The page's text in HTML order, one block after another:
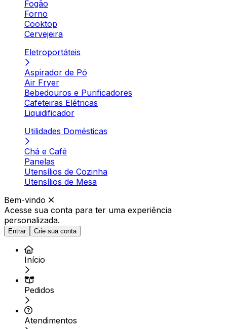
Fogão
Forno
Cooktop
Cervejeira
Eletroportáteis
Aspirador de Pó
Air Fryer
Bebedouros e Purificadores
Cafeteiras Elétricas
Liquidificador
Utilidades Domésticas
Chá e Café
Panelas
Utensílios de Cozinha
Utensílios de Mesa
Bem-vindo
Acesse sua conta para ter uma experiência
personalizada.
Entrar Crie sua conta
Início
Pedidos
Atendimentos